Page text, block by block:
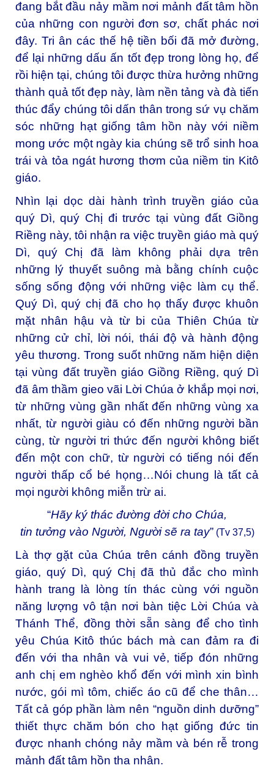
đang bắt đầu nảy mầm nơi mảnh đất tâm hồn
của những con người đơn sơ, chất phác nơi
đây. Tri ân các thế hệ tiền bối đã mở đường,
để lại những dấu ấn tốt đẹp trong lòng họ, để
rồi hiện tại, chúng tôi được thừa hưởng những
thành quả tốt đẹp này, làm nền tảng và đà tiến
thúc đẩy chúng tôi dấn thân trong sứ vụ chăm
sóc những hạt giống tâm hồn này với niềm
mong ước một ngày kia chúng sẽ trổ sinh hoa
trái và tỏa ngát hương thơm của niềm tin Kitô
giáo.
Nhìn lại dọc dài hành trình truyền giáo của
quý Dì, quý Chị đi trước tại vùng đất Giồng
Riềng này, tôi nhận ra việc truyền giáo mà quý
Dì, quý Chị đã làm không phải dựa trên
những lý thuyết suông mà bằng chính cuộc
sống sống động với những việc làm cụ thể.
Quý Dì, quý chị đã cho họ thấy được khuôn
mặt nhân hậu và từ bi của Thiên Chúa từ
những cử chỉ, lời nói, thái độ và hành động
yêu thương. Trong suốt những năm hiện diện
tại vùng đất truyền giáo Giồng Riềng, quý Dì
đã âm thầm gieo vãi Lời Chúa ở khắp mọi nơi,
từ những vùng gần nhất đến những vùng xa
nhất, từ người giàu có đến những người bần
cùng, từ người tri thức đến người không biết
đến một con chữ, từ người có tiếng nói đến
người thấp cổ bé họng…Nói chung là tất cả
mọi người không miễn trừ ai.
“Hãy ký thác đường đời cho Chúa,
tin tưởng vào Người, Người sẽ ra tay”(Tv 37,5)
Là thợ gặt của Chúa trên cánh đồng truyền
giáo, quý Dì, quý Chị đã thủ đắc cho mình
hành trang là lòng tín thác cùng với nguồn
năng lượng vô tận nơi bàn tiệc Lời Chúa và
Thánh Thể, đồng thời sẵn sàng để cho tình
yêu Chúa Kitô thúc bách mà can đảm ra đi
đến với tha nhân và vui vẻ, tiếp đón những
anh chị em nghèo khổ đến với mình xin bình
nước, gói mì tôm, chiếc áo cũ để che thân…
Tất cả góp phần làm nên “nguồn dinh dưỡng”
thiết thực chăm bón cho hạt giống đức tin
được nhanh chóng nảy mầm và bén rễ trong
mảnh đất tâm hồn tha nhân.